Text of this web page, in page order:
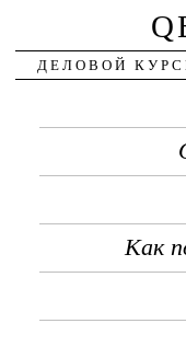
ДЕЛОВОЙ
Как